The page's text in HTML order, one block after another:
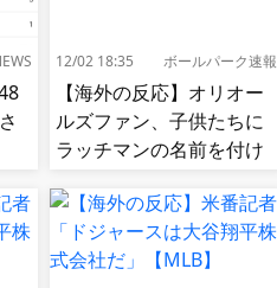
12/02 18:35 ボールパーク速報
【海外の反応】オリオー
ルズファン、子供たちに
ラッチマンの名前を付け
【MLB】